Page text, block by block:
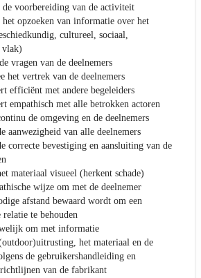
de voorbereiding van de activiteit
opzoeken van informatie over het
cultureel, sociaal,
vlak)
vragen van de deelnemers
het vertrek van de deelnemers
efficiënt met andere begeleiders
empathisch met alle betrokken actoren
de omgeving en de deelnemers
aanwezigheid van alle deelnemers
correcte bevestiging en aansluiting van de
materiaal visueel (herkent schade)
wijze om met de deelnemer
afstand bewaard wordt om een
relatie te behouden
om met informatie
het materiaal en de
de gebruikershandleiding en
van de fabrikant